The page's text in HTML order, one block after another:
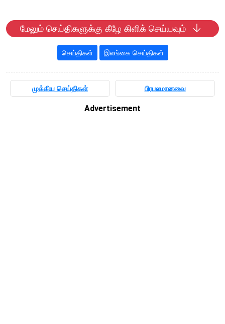
மேலும் செய்திகளுக்கு கீழே கிளிக் செய்யவும்
செய்திகள் இலங்கை செய்திகள்
முக்கிய செய்திகள் பிரபலமானவை
Advertisement